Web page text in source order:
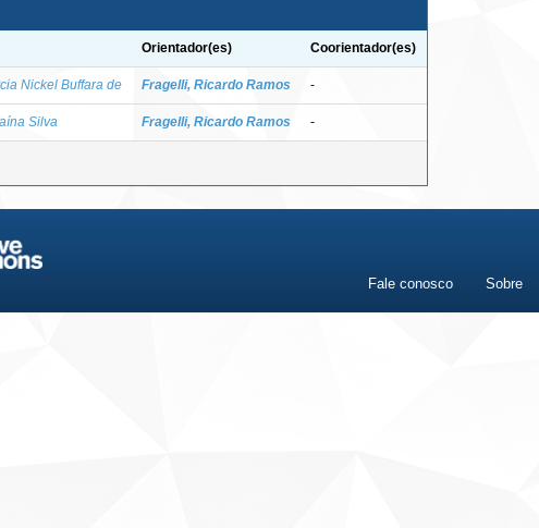
Orientador(es) Coorientador(es)
Nickel Buffara de Fragelli, Ricardo Ramos -
Silva Fragelli, Ricardo Ramos -
Fale conosco Sobre